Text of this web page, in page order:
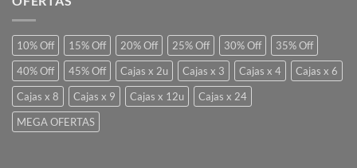
10% Off 15% Off 20% Off 25% Off 30% Off
35% Off
40% Off
45% Off Cajas x 2u Cajas x 3 Cajas x 4
Cajas x 6
Cajas x 8
Cajas x 9 Cajas x 12u
Cajas x 24
MEGA OFERTAS